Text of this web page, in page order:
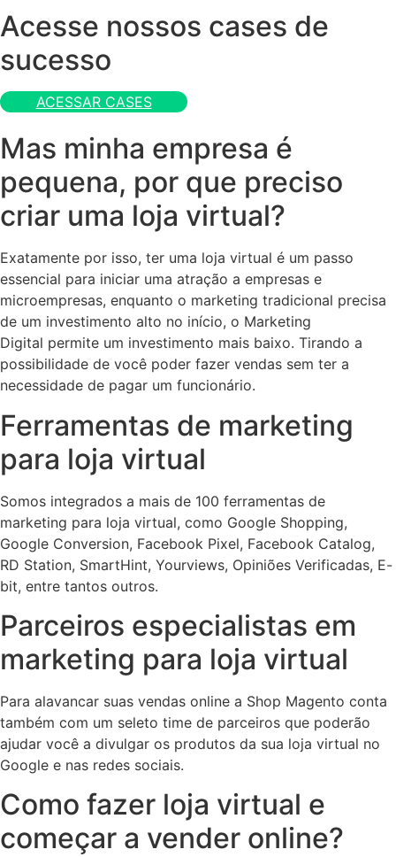
Acesse nossos cases de
sucesso
ACESSAR CASES
Mas minha empresa é
pequena, por que preciso
criar uma loja virtual?
Exatamente por isso, ter uma loja virtual é um passo
essencial para iniciar uma atração a empresas e
microempresas, enquanto o marketing tradicional precisa
de um investimento alto no início, o Marketing
Digital permite um investimento mais baixo. Tirando a
possibilidade de você poder fazer vendas sem ter a
necessidade de pagar um funcionário.
Ferramentas de marketing
para loja virtual
Somos integrados a mais de 100 ferramentas de
marketing para loja virtual, como Google Shopping,
Google Conversion, Facebook Pixel, Facebook Catalog,
RD Station, SmartHint, Yourviews, Opiniões Verificadas, E-
bit, entre tantos outros.
Parceiros especialistas em
marketing para loja virtual
Para alavancar suas vendas online a Shop Magento conta
também com um seleto time de parceiros que poderão
ajudar você a divulgar os produtos da sua loja virtual no
Google e nas redes sociais.
Como fazer loja virtual e
começar a vender online?